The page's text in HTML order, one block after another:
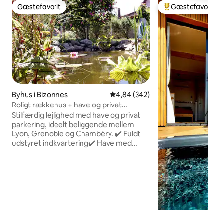
Gæstefavorit
Gæstefavorit
Byhus i Bizonnes 4,84 ud af 5 i gennemsnitlig
4,84 (342)
Roligt rækkehus + have og privat
parkeringsplads
Stilfærdig lejlighed med have og privat
parkering, ideelt beliggende mellem
Lyon, Grenoble og Chambéry. ✔️ Fuldt
udstyret indkvartering✔️ Have med
Bedste
Gæstefavorit